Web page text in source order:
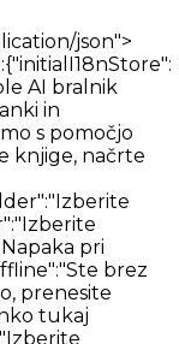
contact"},{"text":"Politika zasebnosti","path":"/privacy-policy"},{"text":"Prenesi","path":"/download"}]}},"common":{"components":{"bookDetailsOverlay":{"closeButton":"Zapri podrobnosti knjige","excerpt":{"title":"Izvleček odgovora iz vsebine","titleDocument":"Odlomek odgovora iz dokumenta","showMore":"Prikaži več","showLess":"Pokaži manj"},"pageLabel":"Stran","documentPage":{"source":"Vaše nalaganje"},"actions":{"openAtPage":"Odpri na strani","publisherSite":"Spletno mesto založnika","previewBook":"Predogled knjige","seePage":"Glej stran","openMedia":"Odpri medije"},"mediaPlayer":{"play":"Predvajaj","pause":"Pavza","rewind":"Previj nazaj za 15 sekund","forward":"Naprej za 15 sekund","mute":"Utišaj","unmute":"Vklopi zvok","seek":"Išči","volume":"Zvezek","volumeLevel":"Raven glasnosti","speed":"Hitrost predvajanja","fullscreen":"Preklopi celozaslonski način"}},"accessibility":{"btnVerseHighlight":"Samodejno označi verze","btnMatchDeviceSettings":"Uporabi nastavitve naprave","accordion":{"titles":{"fontTheme":"Pisava in tema","bottomBar":"Spodnja vrstica","navigation":"Navigacija"}},"navigationPicker":{"arrows":{"title":"Puščice","description":"Krmarite s puščicami"},"swipe":{"title":"Podrsnite","description":"Krmarite z drsenjem"}}},"searchBlock":{"heading":"Odkrijte najnaprednejši iskalnik po Svetem pismu","logo":{"title":"Logotip iskalnika Bible AI"},"betaTag":"Beta","input":{"placeholder":"Vprašajte Bible AI","filter":"Filter","filterHeadings":{"sources":"Filter virov odgovorov","language":"Filter jezika medijev","publishers":"Založniki"},"filters":[{"title":"Biblija","description":"Vključi verze"},{"title":"Knjige","description":"Vključi knjige"},{"title":"Članki","description":"Vključi članke"},{"title":"Avdio in video","description":"Vključi zvok in video"}],"languageFilters":[{"title":"Vse","description":"Vsi jeziki"},{"description":"Samo {language}"}],"documents":{"attach":"Priloži dokument","addMore":"Dodaj datoteko","parsing":"Razčlenjevanje","uploading":"Nalaganje…","ready":"Pripravljen","parseFailed":"Dokumenta ni bilo mogoče prebrati","uploadFailed":"Dokumenta ni bilo mogoče naložiti","fileTooLarge":"Datoteka je prevelika","supportedFormats":"Podprti formati: {formats}","unsupportedFormat":"Nepodprta vrsta datoteke. Podprti formati: {formats}","panelTitle":"Priložene datoteke","panelCount":"{count} od {max}","documentsOnly":"Odgovor samo iz dokumentov","documentsOnlyHint":"Samo vaše datoteke in svetopisemski verzi"},"context":{"title":"Išči v","types":{"book":"Ta knjiga","chapter":"